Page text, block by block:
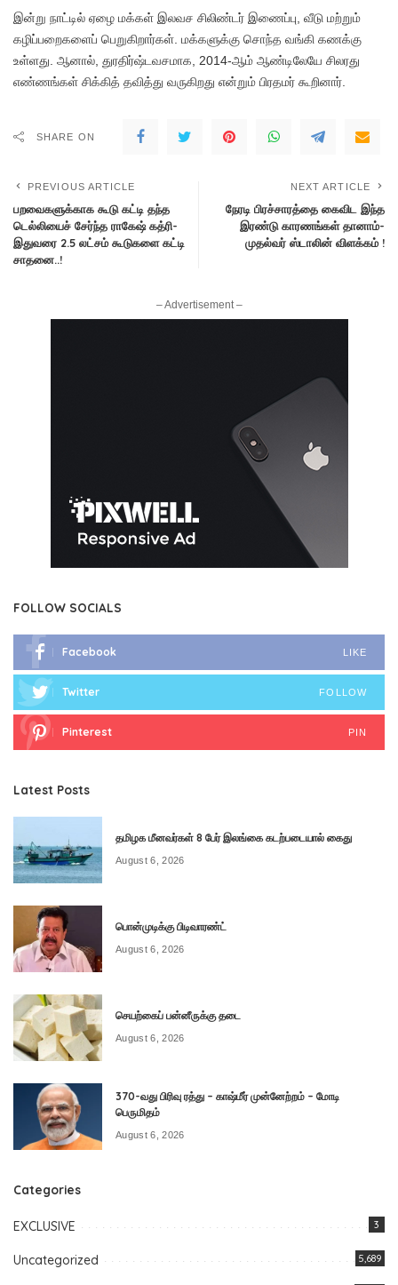
இன்று நாட்டில் ஏழை மக்கள் இலவச சிலிண்டர் இணைப்பு, வீடு மற்றும்
கழிப்பறைகளைப் பெறுகிறார்கள். மக்களுக்கு சொந்த வங்கி கணக்கு
உள்ளது. ஆனால், துரதிர்ஷ்டவசமாக, 2014-ஆம் ஆண்டிலேயே சிலரது
எண்ணங்கள் சிக்கித் தவித்து வருகிறது என்றும் பிரதமர் கூறினார்.
SHARE ON
PREVIOUS ARTICLE
பறவைகளுக்காக கூடு கட்டி தந்த
டெல்லியைச் சேர்ந்த ராகேஷ் கத்ரி-
இதுவரை 2.5 லட்சம் கூடுகளை கட்டி
சாதனை..!
NEXT ARTICLE
நேரடி பிரச்சாரத்தை கைவிட இந்த
இரண்டு காரணங்கள் தானாம்-
முதல்வர் ஸ்டாலின் விளக்கம் !
– Advertisement –
FOLLOW SOCIALS
Facebook LIKE
Twitter FOLLOW
Pinterest PIN
Latest Posts
தமிழக மீனவர்கள் 8 பேர் இலங்கை கடற்படையால் கைது
August 6, 2026
பொன்முடிக்கு பிடிவாரண்ட்
August 6, 2026
செயற்கைப் பன்னீருக்கு தடை
August 6, 2026
370-வது பிரிவு ரத்து – காஷ்மீர் முன்னேற்றம் – மோடி
பெருமிதம்
August 6, 2026
Categories
EXCLUSIVE 3
Uncategorized 5,689